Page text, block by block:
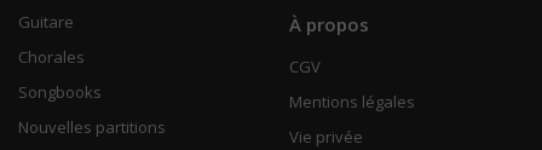
Guitare
Chorales
Songbooks
Nouvelles partitions
À propos
CGV
Mentions légales
Vie privée